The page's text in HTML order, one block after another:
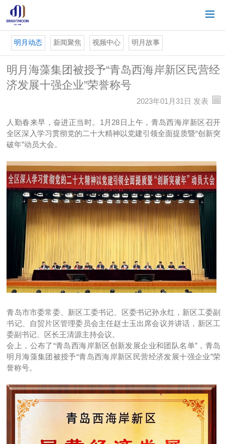
明月动态 新闻聚焦 视频中心 明月故事
明月海藻集团被授予“青岛西海岸新区民营经
济发展十强企业”荣誉称号
2023年01月31日 发表
人勤春来早，奋进正当时。1月28日上午，青岛西海岸新区召开
全区深入学习贯彻党的二十大精神以党建引领全面提质暨“创新突
破年”动员大会。
青岛市市委常委、新区工委书记、区委书记孙永红，新区工委副
书记、自贸片区管理委员会主任赵士玉出席会议并讲话，新区工
委副书记、区长王清源主持会议。
会上，公布了“青岛西海岸新区创新发展企业和团队名单”，青岛
明月海藻集团被授予“青岛西海岸新区民营经济发展十强企业”荣
誉称号。